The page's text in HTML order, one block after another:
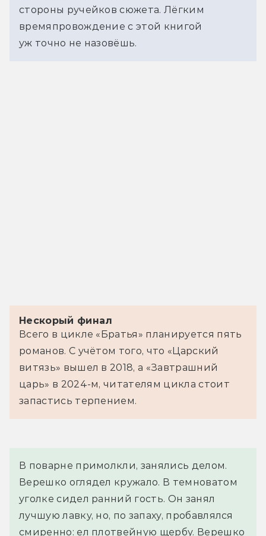
стороны ручейков сюжета. Лёгким
времяпровождение с этой книгой
уж точно не назовёшь.
Нескорый финал
Всего в цикле «Братья» планируется пять
романов. С учётом того, что «Царский
витязь» вышел в 2018, а «Завтрашний
царь» в 2024-м, читателям цикла стоит
запастись терпением.
В поварне примолкли, занялись делом.
Верешко оглядел кружало. В темноватом
уголке сидел ранний гость. Он занял
лучшую лавку, но, по запаху, пробавлялся
смиренно: ел плотвейную щербу. Верешко